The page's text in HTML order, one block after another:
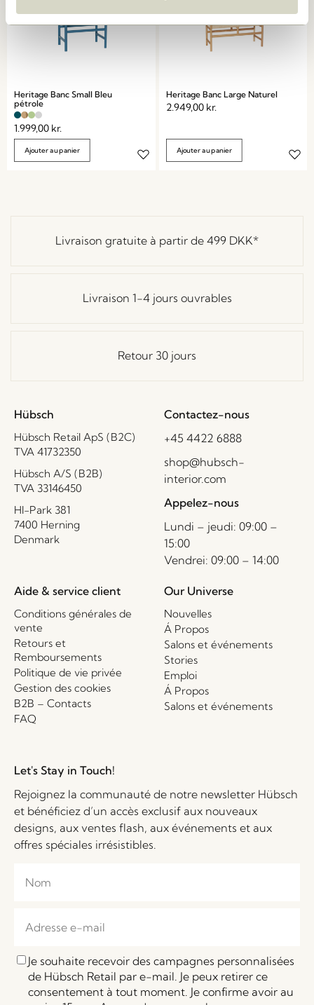
Heritage Banc Small Bleu
pétrole
1.999,00 kr.
Ajouter au panier
Heritage Banc Large Naturel
2.949,00 kr.
Ajouter au panier
Livraison gratuite à partir de 499 DKK*
Livraison 1-4 jours ouvrables
Retour 30 jours
Hübsch
Hübsch Retail ApS (B2C)
TVA 41732350
Hübsch A/S (B2B)
TVA 33146450
HI-Park 381
7400 Herning
Denmark
Contactez-nous
+45 4422 6888
shop@hubsch-
interior.com
Appelez-nous
Lundi – jeudi: 09:00 –
15:00
Vendrei: 09:00 – 14:00
Aide & service client
Conditions générales de
vente
Retours et
Remboursements
Politique de vie privée
Gestion des cookies
B2B – Contacts
FAQ
Our Universe
Nouvelles
Á Propos
Salons et événements
Stories
Emploi
Á Propos
Salons et événements
Let's Stay in Touch!
Rejoignez la communauté de notre newsletter Hübsch
et bénéficiez d’un accès exclusif aux nouveaux
designs, aux ventes flash, aux événements et aux
offres spéciales irrésistibles.
Je souhaite recevoir des campagnes personnalisées
de Hübsch Retail par e-mail. Je peux retirer ce
consentement à tout moment. Je confirme avoir au